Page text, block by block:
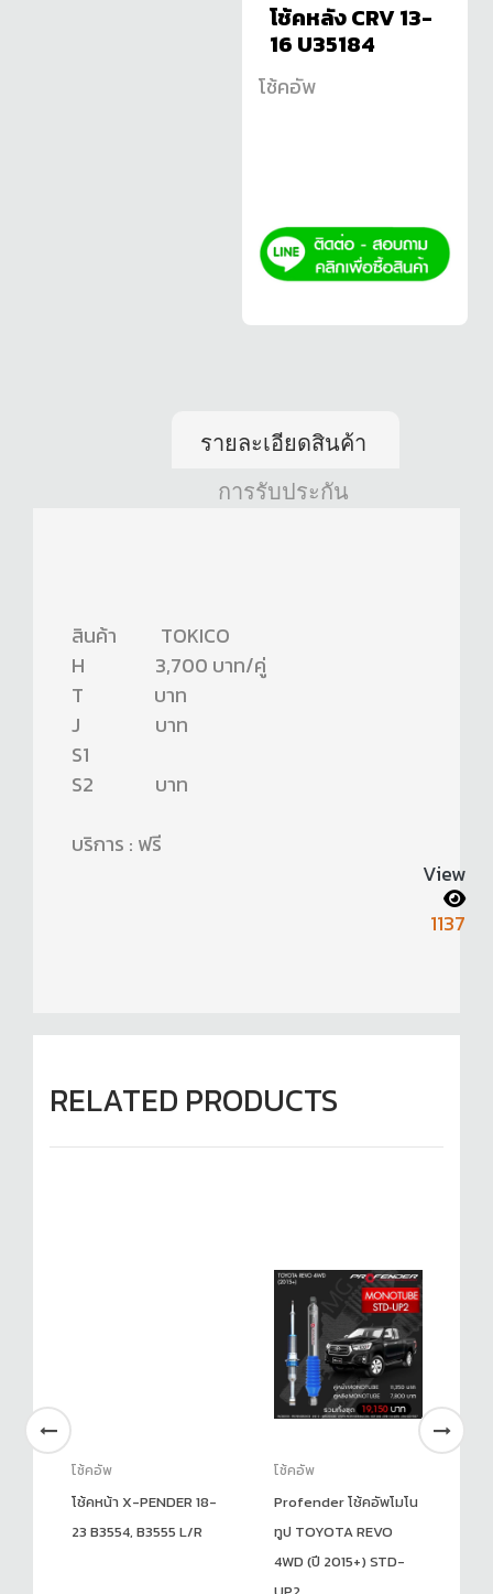
โช้คหลัง CRV 13-
16 U35184
โช้คอัพ
รายละเอียดสินค้า
การรับประกัน
สินค้า TOKICO
H 3,700 บาท/คู่
T บาท
J บาท
S1
S2 บาท
บริการ : ฟรี
View
1137
RELATED PRODUCTS
โช้คอัพ
โช้คหน้า X-PENDER 18-
23 B3554, B3555 L/R
โช้คอัพ
Profender โช้คอัพโมโน
ทูป TOYOTA REVO
4WD (ปี 2015+) STD-